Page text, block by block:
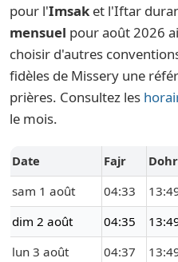
pour l'Imsak et l'Iftar
mensuel pour août 2026
choisir d'autres
fidèles de Missery une
prières. Consultez les
le mois.
Date Fajr Dohr
sam 1 août
04:33
dim 2 août
04:35
lun 3 août
04:37